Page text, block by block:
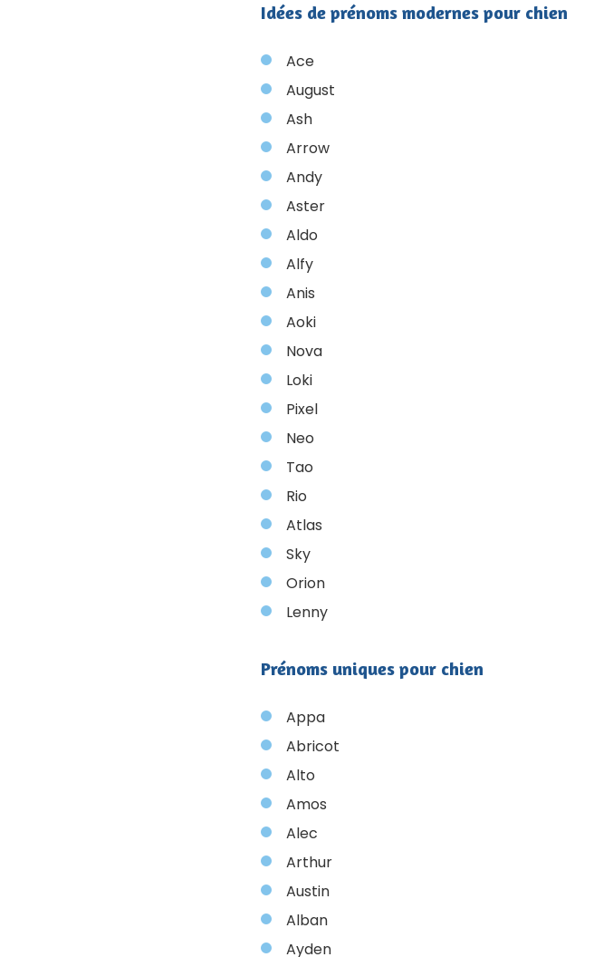
Idées de prénoms modernes pour chien
Ace
August
Ash
Arrow
Andy
Aster
Aldo
Alfy
Anis
Aoki
Nova
Loki
Pixel
Neo
Tao
Rio
Atlas
Sky
Orion
Lenny
Prénoms uniques pour chien
Appa
Abricot
Alto
Amos
Alec
Arthur
Austin
Alban
Ayden